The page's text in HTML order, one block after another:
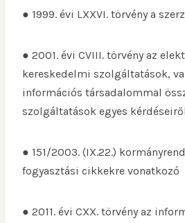
● 1999. évi LXXVI. törvény a
● 2001. évi CVIII. törvény az
kereskedelmi szolgáltatások,
információs társadalommal
szolgáltatások egyes kérdéseiről
● 151/2003. (IX.22.)
fogyasztási cikkekre
● 2011. évi CXX. törvény az